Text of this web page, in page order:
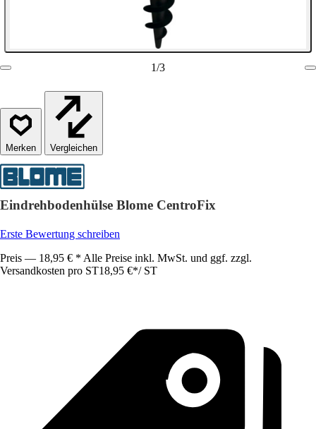
1/3
Vergleichen
Eindrehbodenhülse Blome CentroFix
Erste Bewertung schreiben
Preis — 18,95 € * Alle Preise inkl. MwSt. und ggf. zzgl.
Versandkosten pro ST18,95 €*/ ST